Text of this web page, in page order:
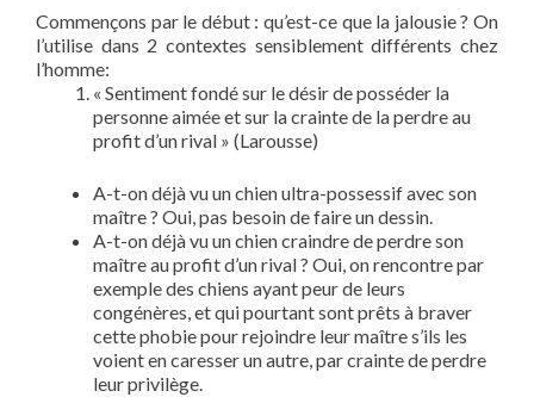
Commençons par le début : qu’est-ce que la jalousie ? On
l’utilise dans 2 contextes sensiblement différents chez
l’homme:
« Sentiment fondé sur le désir de posséder la
personne aimée et sur la crainte de la perdre au
profit d’un rival » (Larousse)
A-t-on déjà vu un chien ultra-possessif avec son
maître ? Oui, pas besoin de faire un dessin.
A-t-on déjà vu un chien craindre de perdre son
maître au profit d’un rival ? Oui, on rencontre par
exemple des chiens ayant peur de leurs
congénères, et qui pourtant sont prêts à braver
cette phobie pour rejoindre leur maître s’ils les
voient en caresser un autre, par crainte de perdre
leur privilège.